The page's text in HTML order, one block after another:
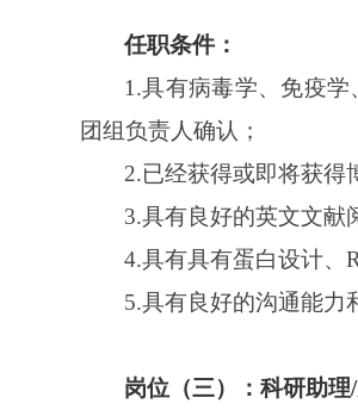
任职条件：
1.具有病毒学、 免疫学
团组负责人确认；
2.已经获得或即将获得
3.具有良好的英文文献
4.具有具有蛋白设计、
5.具有良好的沟通能力
岗位（三）：科研助理